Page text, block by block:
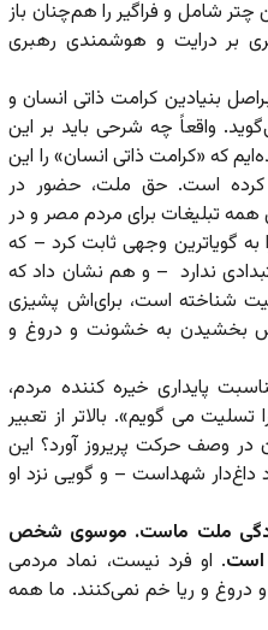
شامل و فراگیر را هم‌چنان باز
بر درایت و هوشمندی رهبری
بنیادین کرامت ذاتی انسان و
واقعاً چه شرحی باید بر این
که «کرامت ذاتی انسان» را این
کرده است. حق ملت، حضور در
همه تبلیغات برای مردم مصر و در
گویاترین وجهی ثابت کرد – که
ندارد – و هم نشان داد که
شناخته است، برای‌اش پشیزی
بخشیدن به خشونت و دروغ و
پایداری خیره کننده مردم،
می گویم». بالاتر از تعبیر
در وصف حرکت پریروز آورد؟ این
داغ‌دار شهداست – و گویی نزد او
ملت ماست. موسوی شخص
است. او فرد نیست، نماد مردمی
دروغ و ریا خم نمی‌کنند. ما همه